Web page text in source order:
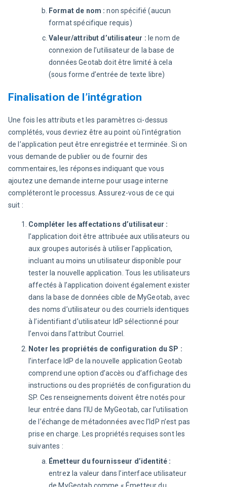
Format de nom : non spécifié (aucun
format spécifique requis)
Valeur/attribut d’utilisateur : le nom de
connexion de l’utilisateur de la base de
données Geotab doit être limité à cela
(sous forme d’entrée de texte libre)
Finalisation de l’intégration
Une fois les attributs et les paramètres ci-dessus
complétés, vous devriez être au point où l’intégration
de l’application peut être enregistrée et terminée. Si on
vous demande de publier ou de fournir des
commentaires, les réponses indiquant que vous
ajoutez une demande interne pour usage interne
compléteront le processus. Assurez-vous de ce qui
suit :
Compléter les affectations d’utilisateur :
l’application doit être attribuée aux utilisateurs ou
aux groupes autorisés à utiliser l’application,
incluant au moins un utilisateur disponible pour
tester la nouvelle application. Tous les utilisateurs
affectés à l’application doivent également exister
dans la base de données cible de MyGeotab, avec
des noms d’utilisateur ou des courriels identiques
à l’identifiant d’utilisateur IdP sélectionné pour
l’envoi dans l’attribut Courriel.
Noter les propriétés de configuration du SP :
l’interface IdP de la nouvelle application Geotab
comprend une option d’accès ou d’affichage des
instructions ou des propriétés de configuration du
SP. Ces renseignements doivent être notés pour
leur entrée dans l’IU de MyGeotab, car l’utilisation
de l’échange de métadonnées avec l’IdP n’est pas
prise en charge. Les propriétés requises sont les
suivantes :
Émetteur du fournisseur d’identité :
entrez la valeur dans l’interface utilisateur